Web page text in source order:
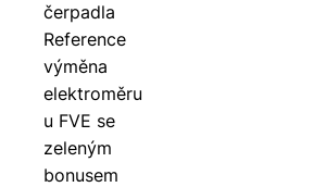
čerpadla
Reference
výměna
elektroměru
u FVE se
zeleným
bonusem